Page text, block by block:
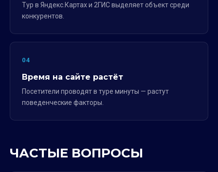
Тур в Яндекс.Картах и 2ГИС выделяет объект среди
конкурентов.
04
Время на сайте растёт
Посетители проводят в туре минуты — растут
поведенческие факторы.
ЧАСТЫЕ ВОПРОСЫ